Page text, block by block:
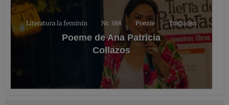
Literatura la feminin Nr. 388 Poezie Traduceri
Poeme de Ana Patricia
Collazos